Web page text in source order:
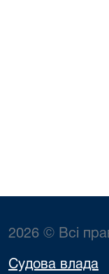
2026 © Всі
Судова влада